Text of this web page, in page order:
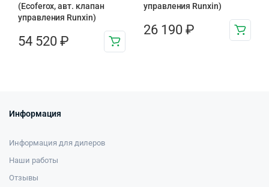
(Ecoferox, авт. клапан
управления Runxin)
54 520 ₽
управления Runxin)
26 190 ₽
Информация
Информация для дилеров
Наши работы
Отзывы